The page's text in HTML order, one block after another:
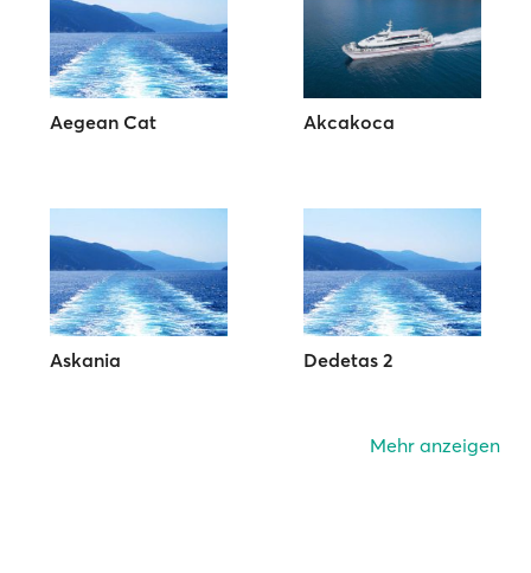
Aegean Cat Akcakoca
Askania Dedetas 2
Mehr anzeigen